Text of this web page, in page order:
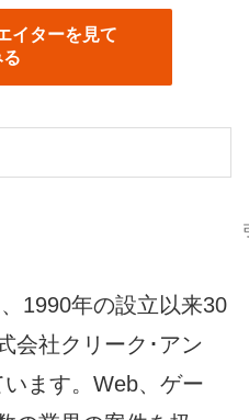
イターを見て
1990年の設立以来30
会社クリーク･アン
います。Web、ゲー